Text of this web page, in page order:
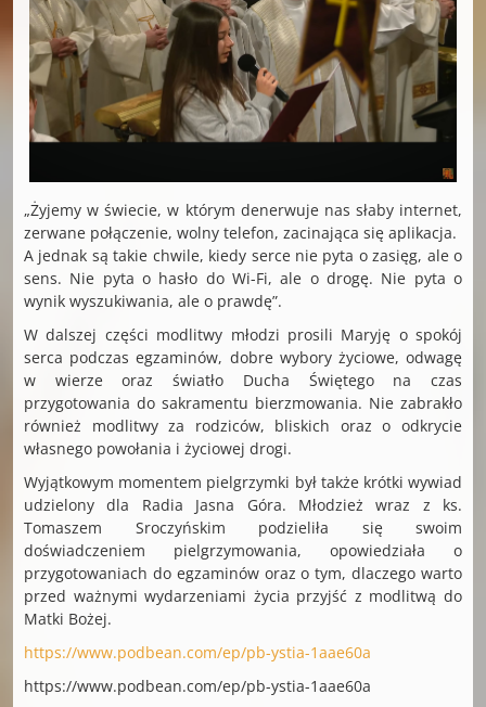
„Żyjemy w świecie, w którym denerwuje nas słaby internet,
zerwane połączenie, wolny telefon, zacinająca się aplikacja.
A jednak są takie chwile, kiedy serce nie pyta o zasięg, ale o
sens. Nie pyta o hasło do Wi-Fi, ale o drogę. Nie pyta o
wynik wyszukiwania, ale o prawdę”.
W dalszej części modlitwy młodzi prosili Maryję o spokój
serca podczas egzaminów, dobre wybory życiowe, odwagę
w wierze oraz światło Ducha Świętego na czas
przygotowania do sakramentu bierzmowania. Nie zabrakło
również modlitwy za rodziców, bliskich oraz o odkrycie
własnego powołania i życiowej drogi.
Wyjątkowym momentem pielgrzymki był także krótki wywiad
udzielony dla Radia Jasna Góra. Młodzież wraz z ks.
Tomaszem Sroczyńskim podzieliła się swoim
doświadczeniem pielgrzymowania, opowiedziała o
przygotowaniach do egzaminów oraz o tym, dlaczego warto
przed ważnymi wydarzeniami życia przyjść z modlitwą do
Matki Bożej.
https://www.podbean.com/ep/pb-ystia-1aae60a
https://www.podbean.com/ep/pb-ystia-1aae60a